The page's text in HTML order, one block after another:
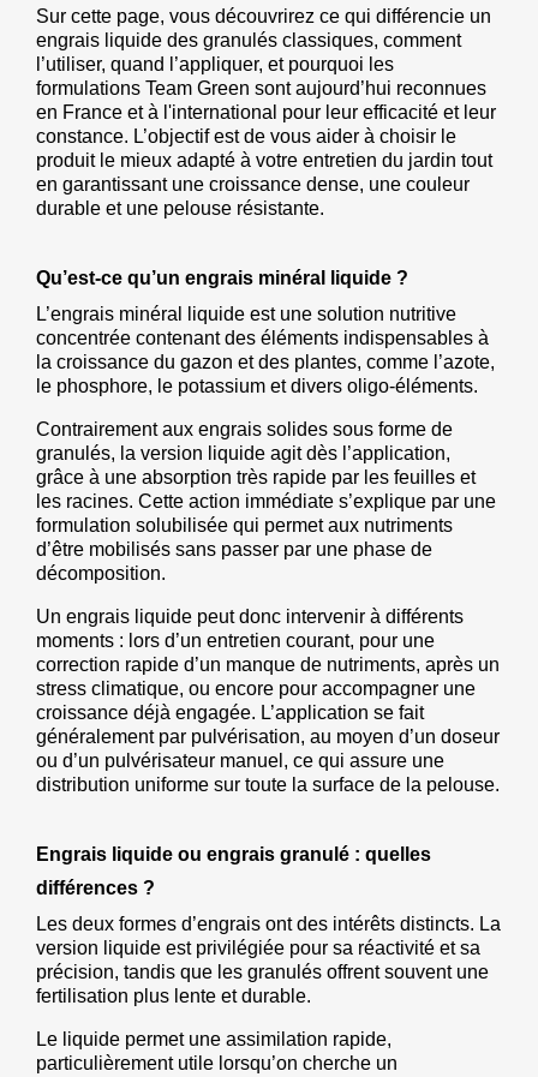
Sur cette page, vous découvrirez ce qui différencie un
engrais liquide des granulés classiques, comment
l’utiliser, quand l’appliquer, et pourquoi les
formulations Team Green sont aujourd’hui reconnues
en France et à l'international pour leur efficacité et leur
constance. L’objectif est de vous aider à choisir le
produit le mieux adapté à votre entretien du jardin tout
en garantissant une croissance dense, une couleur
durable et une pelouse résistante.
Qu’est-ce qu’un engrais minéral liquide ?
L’engrais minéral liquide est une solution nutritive
concentrée contenant des éléments indispensables à
la croissance du gazon et des plantes, comme l’azote,
le phosphore, le potassium et divers oligo-éléments.
Contrairement aux engrais solides sous forme de
granulés, la version liquide agit dès l’application,
grâce à une absorption très rapide par les feuilles et
les racines. Cette action immédiate s’explique par une
formulation solubilisée qui permet aux nutriments
d’être mobilisés sans passer par une phase de
décomposition.
Un engrais liquide peut donc intervenir à différents
moments : lors d’un entretien courant, pour une
correction rapide d’un manque de nutriments, après un
stress climatique, ou encore pour accompagner une
croissance déjà engagée. L’application se fait
généralement par pulvérisation, au moyen d’un doseur
ou d’un pulvérisateur manuel, ce qui assure une
distribution uniforme sur toute la surface de la pelouse.
Engrais liquide ou engrais granulé : quelles
différences ?
Les deux formes d’engrais ont des intérêts distincts. La
version liquide est privilégiée pour sa réactivité et sa
précision, tandis que les granulés offrent souvent une
fertilisation plus lente et durable.
Le liquide permet une assimilation rapide,
particulièrement utile lorsqu’on cherche un